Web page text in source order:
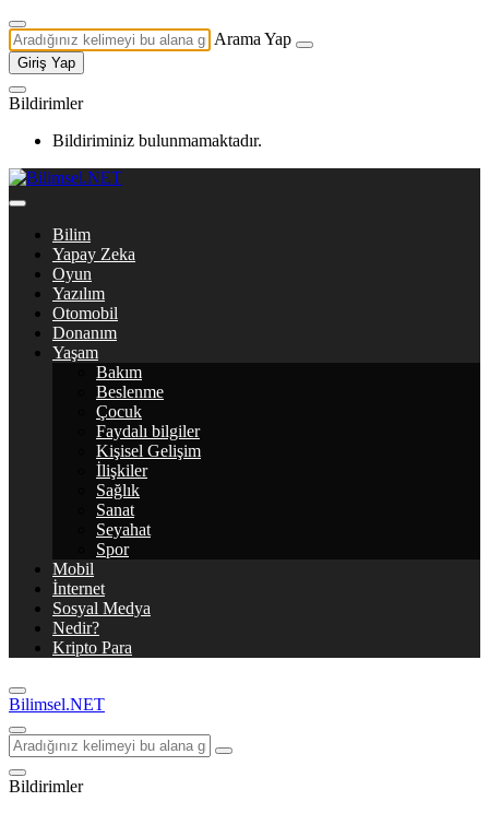
Arama Yap
Giriş Yap
Bildirimler
Bildiriminiz bulunmamaktadır.
Bilim
Yapay Zeka
Oyun
Yazılım
Otomobil
Donanım
Yaşam
Bakım
Beslenme
Çocuk
Faydalı bilgiler
Kişisel Gelişim
İlişkiler
Sağlık
Sanat
Seyahat
Spor
Mobil
İnternet
Sosyal Medya
Nedir?
Kripto Para
Bilimsel.NET
Bildirimler